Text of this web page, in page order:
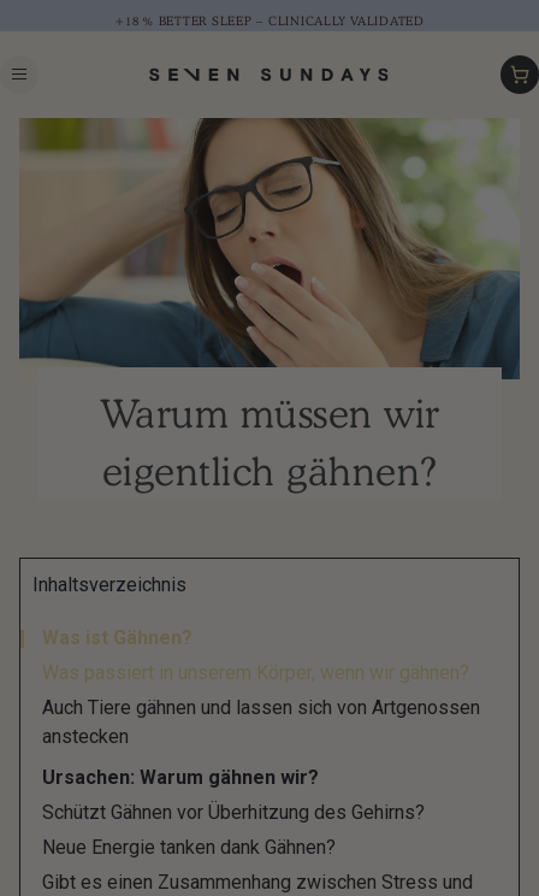
+18 % BETTER SLEEP – CLINICALLY VALIDATED
Warum müssen wir
eigentlich gähnen?
Inhaltsverzeichnis
Was ist Gähnen?
Was passiert in unserem Körper, wenn wir gähnen?
Auch Tiere gähnen und lassen sich von Artgenossen
anstecken
Ursachen: Warum gähnen wir?
Schützt Gähnen vor Überhitzung des Gehirns?
Neue Energie tanken dank Gähnen?
Gibt es einen Zusammenhang zwischen Stress und
Gähnen ist ansteckend und hält scheinbar unsere
in unserer Umgebung gähnen, fühlen wir uns
animiert und tun dies ebenfalls. Je mitfühlender wir
sind, desto größer ist die Wahrscheinlichkeit.
lassen sich hingegen nicht anstecken.
Wir alle gähnen jeden Tag und tun es im Leben um
die 250.000 Mal. Bereits das Geräusch, der